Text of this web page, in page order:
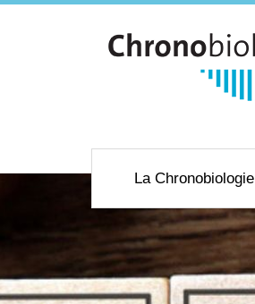
La Chronobiologie